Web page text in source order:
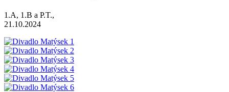
1.A, 1.B a P.T.,
21.10.2024